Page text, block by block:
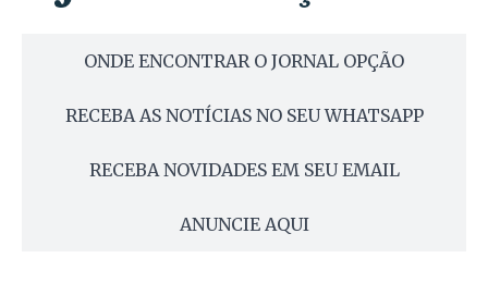
ONDE ENCONTRAR O JORNAL OPÇÃO
RECEBA AS NOTÍCIAS NO SEU WHATSAPP
RECEBA NOVIDADES EM SEU EMAIL
ANUNCIE AQUI